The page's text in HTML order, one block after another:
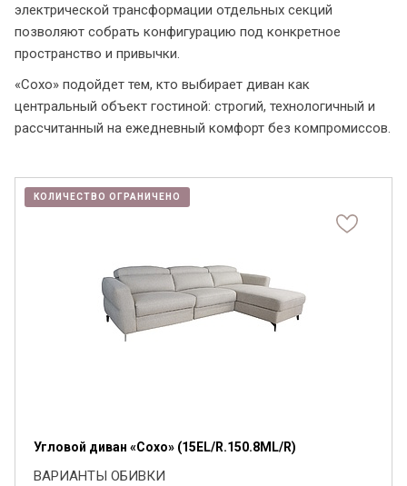
Я ознакомлен сПолитикойв отношении
обработки персональных данных и
электрической трансформации отдельных секций
позволяют собрать конфигурацию под конкретное
пространство и привычки.
«Сохо» подойдет тем, кто выбирает диван как
центральный объект гостиной: строгий, технологичный и
рассчитанный на ежедневный комфорт без компромиссов.
КОЛИЧЕСТВО ОГРАНИЧЕНО
Угловой диван «Сохо» (15EL/R.150.8ML/R)
ВАРИАНТЫ ОБИВКИ